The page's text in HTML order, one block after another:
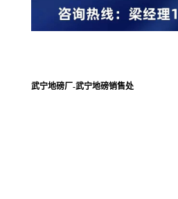
武宁地磅厂-武宁地磅销售处